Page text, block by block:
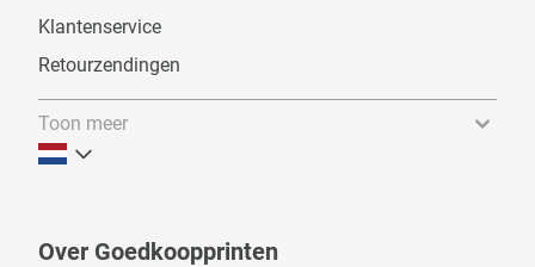
Klantenservice
Retourzendingen
Toon meer
Over Goedkoopprinten